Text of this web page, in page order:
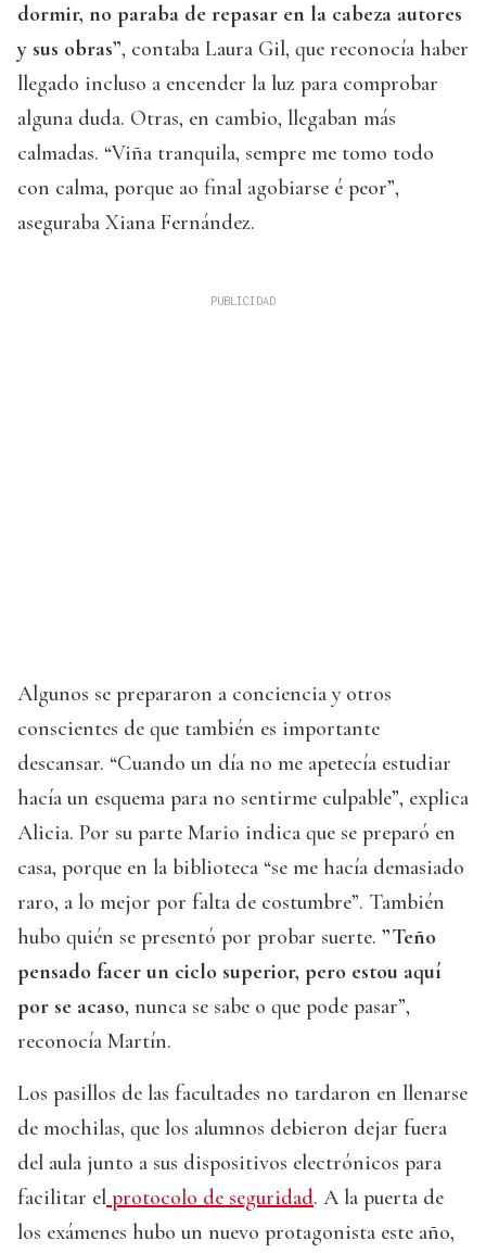
dormir, no paraba de repasar en la cabeza autores
y sus obras”, contaba Laura Gil, que reconocía haber
llegado incluso a encender la luz para comprobar
alguna duda. Otras, en cambio, llegaban más
calmadas. “Viña tranquila, sempre me tomo todo
con calma, porque ao final agobiarse é peor”,
aseguraba Xiana Fernández.
Algunos se prepararon a conciencia y otros
conscientes de que también es importante
descansar. “Cuando un día no me apetecía estudiar
hacía un esquema para no sentirme culpable”, explica
Alicia. Por su parte Mario indica que se preparó en
casa, porque en la biblioteca “se me hacía demasiado
raro, a lo mejor por falta de costumbre”. También
hubo quién se presentó por probar suerte. ”Teño
pensado facer un ciclo superior, pero estou aquí
por se acaso, nunca se sabe o que pode pasar”,
reconocía Martín.
Los pasillos de las facultades no tardaron en llenarse
de mochilas, que los alumnos debieron dejar fuera
del aula junto a sus dispositivos electrónicos para
facilitar el protocolo de seguridad. A la puerta de
los exámenes hubo un nuevo protagonista este año,